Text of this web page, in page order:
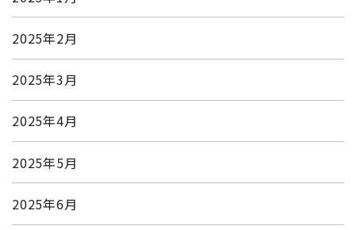
2025年2月
2025年3月
2025年4月
2025年5月
2025年6月